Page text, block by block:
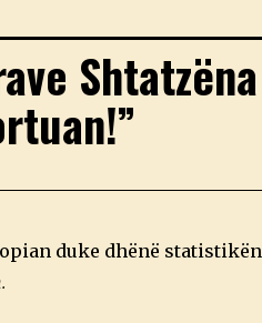
duke dhënë